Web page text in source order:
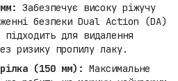
Забезпечує високу ріжучу
безпеки Dual Action (DA)
для видалення
ризику пропилу лаку.
(150 мм): Максимальне